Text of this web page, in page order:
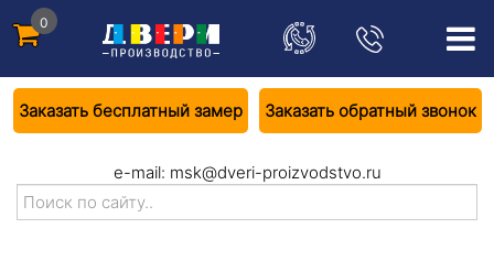
0
Заказать бесплатный замер Заказать обратный звонок
e-mail: msk@dveri-proizvodstvo.ru